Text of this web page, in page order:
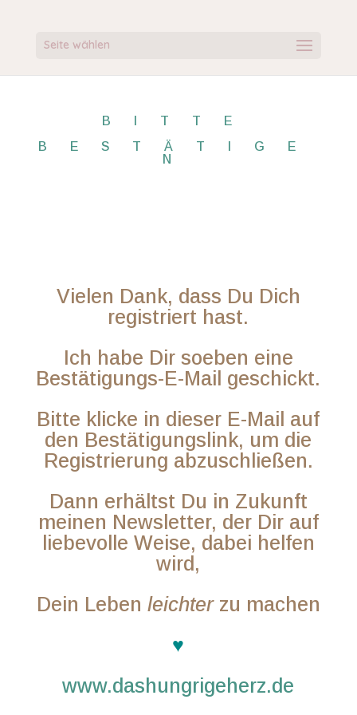
Seite wählen
BITTE
BESTÄTIGE
N
Vielen Dank, dass Du Dich
registriert hast.
Ich habe Dir soeben eine
Bestätigungs-E-Mail geschickt.
Bitte klicke in dieser E-Mail auf
den Bestätigungslink, um die
Registrierung abzuschließen.
Dann erhältst Du in Zukunft
meinen Newsletter, der Dir auf
liebevolle Weise, dabei helfen
wird,
Dein Leben leichterzu machen
♥
www.dashungrigeherz.de